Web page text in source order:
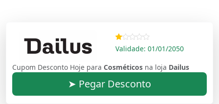
Validade: 01/01/2050
Cupom Desconto Hoje para Cosméticos na loja Dailus
➤ Pegar Desconto